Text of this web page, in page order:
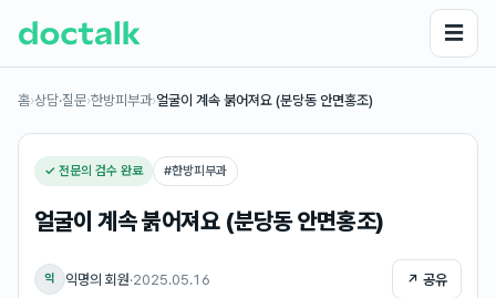
☰
홈›상담·질문›한방피부과›얼굴이 계속 붉어져요 (분당동 안면홍조)
✓ 전문의 검수 완료 #한방피부과
얼굴이 계속 붉어져요 (분당동 안면홍조)
익 익명의 회원·2025.05.16 ↗ 공유